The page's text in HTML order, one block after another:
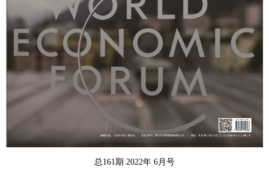
总161期 2022年 6月号